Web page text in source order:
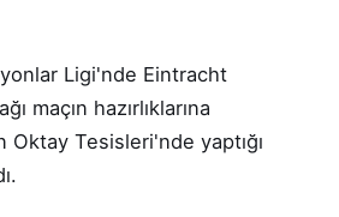
Ligi'nde Eintracht
maçın hazırlıklarına
Oktay Tesisleri'nde yaptığı